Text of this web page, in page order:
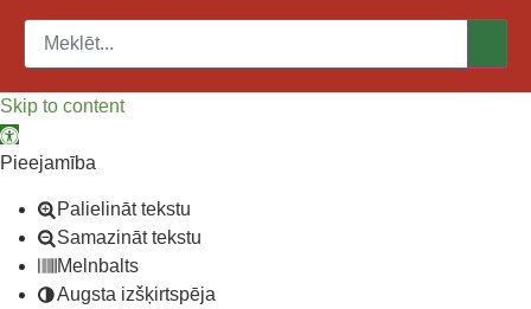
Skip to content
Open toolbar
Pieejamība
Palielināt tekstu
Samazināt tekstu
Melnbalts
Augsta izšķirtspēja